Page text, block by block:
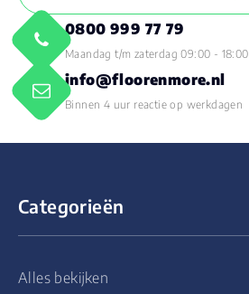
0800 999 77 79
Maandag t/m zaterdag 09:00 - 18:00
info@floorenmore.nl
Binnen 4 uur reactie op werkdagen
Categorieën
Alles bekijken